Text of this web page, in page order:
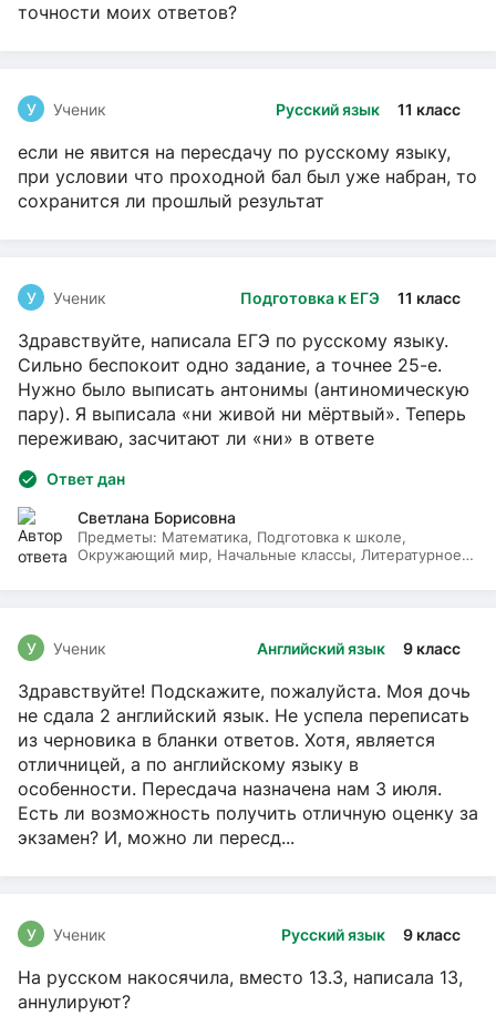
точности моих ответов?
Русский язык 11 класс
У Ученик
если не явится на пересдачу по русскому языку,
при условии что проходной бал был уже набран, то
сохранится ли прошлый результат
Подготовка к ЕГЭ 11 класс
У Ученик
Здравствуйте, написала ЕГЭ по русскому языку.
Сильно беспокоит одно задание, а точнее 25-е.
Нужно было выписать антонимы (антиномическую
пару). Я выписала «ни живой ни мёртвый». Теперь
переживаю, засчитают ли «ни» в ответе
Ответ дан
Светлана Борисовна
Предметы: Математика, Подготовка к школе,
Окружающий мир, Начальные классы, Литературное
Английский язык 9 класс
У Ученик
Здравствуйте! Подскажите, пожалуйста. Моя дочь
не сдала 2 английский язык. Не успела переписать
из черновика в бланки ответов. Хотя, является
отличницей, а по английскому языку в
особенности. Пересдача назначена нам 3 июля.
Есть ли возможность получить отличную оценку за
экзамен? И, можно ли пересд...
Русский язык 9 класс
У Ученик
На русском накосячила, вместо 13.3, написала 13,
аннулируют?